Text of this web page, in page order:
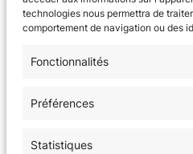
technologies nous permettra de
comportement de navigation ou des
Fonctionnalités
Préférences
Statistiques